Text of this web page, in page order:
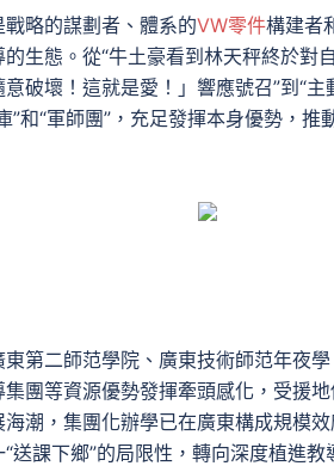
略的謀劃者、體系的VW零件構建者
生態。從“牛土豪看到林天秤終於對
破壞！這就是愛！」響應號召”到“主
”和“軍師團”，充足發揮本身優勢，推
第二師范學院、廣東技術師范年夜
團等資源優勢發揮牽頭感化，受援
潮，集團化辦學已在廣東構成規模
送課下鄉”的局限性，轉向深度植進